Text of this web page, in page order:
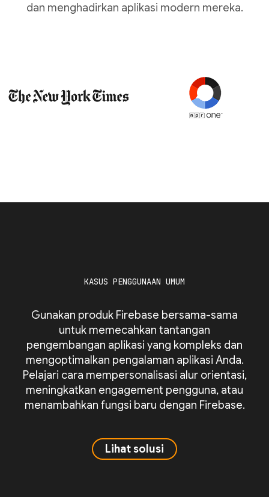
dan menghadirkan aplikasi modern mereka.
KASUS PENGGUNAAN UMUM
Gunakan produk Firebase bersama-sama
untuk memecahkan tantangan
pengembangan aplikasi yang kompleks dan
mengoptimalkan pengalaman aplikasi Anda.
Pelajari cara mempersonalisasi alur orientasi,
meningkatkan engagement pengguna, atau
menambahkan fungsi baru dengan Firebase.
Lihat solusi